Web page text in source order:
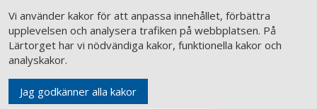
Vi använder kakor för att anpassa innehållet, förbättra
upplevelsen och analysera trafiken på webbplatsen. På
Lärtorget har vi nödvändiga kakor, funktionella kakor och
analyskakor.
Jag godkänner alla kakor